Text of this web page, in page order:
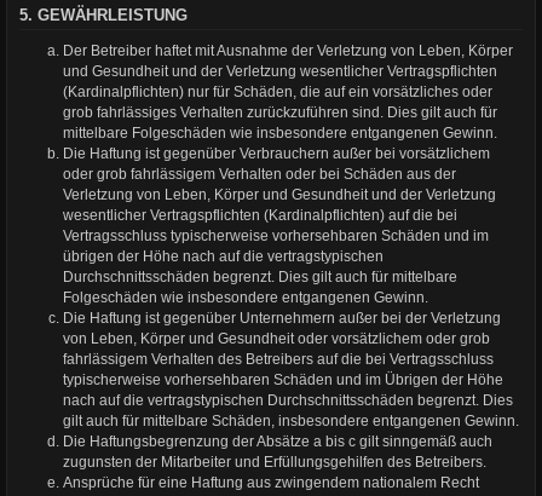
5. GEWÄHRLEISTUNG
Der Betreiber haftet mit Ausnahme der Verletzung von Leben, Körper
und Gesundheit und der Verletzung wesentlicher Vertragspflichten
(Kardinalpflichten) nur für Schäden, die auf ein vorsätzliches oder
grob fahrlässiges Verhalten zurückzuführen sind. Dies gilt auch für
mittelbare Folgeschäden wie insbesondere entgangenen Gewinn.
Die Haftung ist gegenüber Verbrauchern außer bei vorsätzlichem
oder grob fahrlässigem Verhalten oder bei Schäden aus der
Verletzung von Leben, Körper und Gesundheit und der Verletzung
wesentlicher Vertragspflichten (Kardinalpflichten) auf die bei
Vertragsschluss typischerweise vorhersehbaren Schäden und im
übrigen der Höhe nach auf die vertragstypischen
Durchschnittsschäden begrenzt. Dies gilt auch für mittelbare
Folgeschäden wie insbesondere entgangenen Gewinn.
Die Haftung ist gegenüber Unternehmern außer bei der Verletzung
von Leben, Körper und Gesundheit oder vorsätzlichem oder grob
fahrlässigem Verhalten des Betreibers auf die bei Vertragsschluss
typischerweise vorhersehbaren Schäden und im Übrigen der Höhe
nach auf die vertragstypischen Durchschnittsschäden begrenzt. Dies
gilt auch für mittelbare Schäden, insbesondere entgangenen Gewinn.
Die Haftungsbegrenzung der Absätze a bis c gilt sinngemäß auch
zugunsten der Mitarbeiter und Erfüllungsgehilfen des Betreibers.
Ansprüche für eine Haftung aus zwingendem nationalem Recht